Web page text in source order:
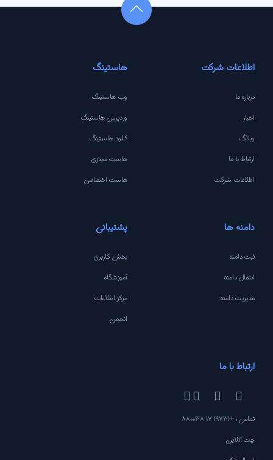
اطلاعات شرکت
درباره ما
اخبار
وبلاگ
ارتباط با ما
اطلاعات شرکت
هاستینگ
وب هاستینگ
وردپرس هاستینگ
کلود هاستینگ
هاست مجازی
هاست اختصاصی
دامنه ها
ثبت دامنه
انتقال دامنه
مدیریت دامنه
پشتیبانی
بخش کاربری
آموزشگاه
مرکز اطلاعات
انجمن
ارتباط با ما
تماس : +(973) 17 880038
چت آنلاین